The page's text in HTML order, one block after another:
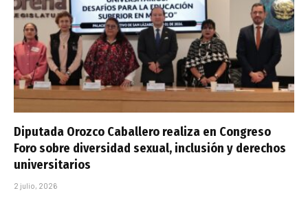
Diputada Orozco Caballero realiza en Congreso
Foro sobre diversidad sexual, inclusión y derechos
universitarios
2 julio, 2026